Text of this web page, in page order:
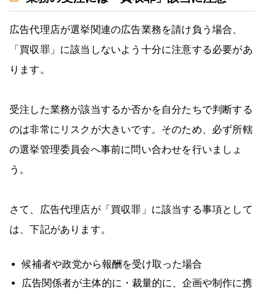
広告代理店が選挙関連の広告業務を請け負う場合、
「買収罪」に該当しないよう十分に注意する必要があ
ります。
受注した業務が該当するか否かを自分たちで判断する
のは非常にリスクが大きいです。そのため、必ず所轄
の選挙管理委員会へ事前に問い合わせを行いましょ
う。
さて、広告代理店が「買収罪」に該当する事項として
は、下記があります。
候補者や政党から報酬を受け取った場合
広告関係者が主体的に・裁量的に、企画や制作に携